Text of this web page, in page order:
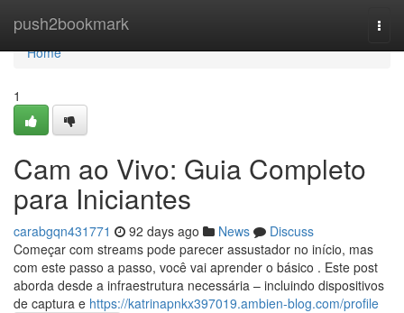
push2bookmark
Home
Home
1
Cam ao Vivo: Guia Completo
para Iniciantes
carabgqn431771 92 days ago News
Discuss
Começar com streams pode parecer assustador no início, mas
com este passo a passo, você vai aprender o básico . Este post
aborda desde a infraestrutura necessária – incluindo dispositivos
de captura e https://katrinapnkx397019.ambien-blog.com/profile